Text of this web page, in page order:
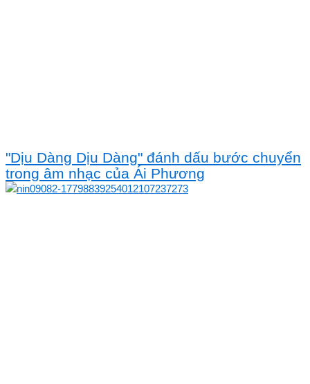
"Dịu Dàng Dịu Dàng" đánh dấu bước chuyển
trong âm nhạc của Ái Phương